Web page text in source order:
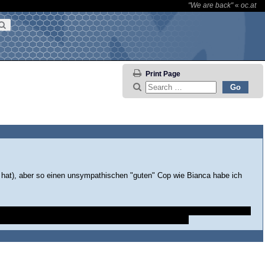
"We are back"« oc.at
Print Page
aber so einen unsympathischen "guten" Cop wie Bianca habe ich